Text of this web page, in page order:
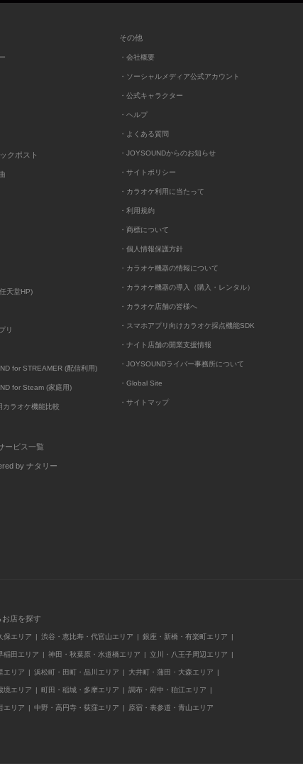
クポスト
天堂HP)
リ
for STREAMER (配信利用)
for Steam (家庭用)
カラオケ機能比較
ービス一覧
by ナタリー
その他
・会社概要
・ソーシャルメディア公式アカウント
・公式キャラクター
・ヘルプ
・よくある質問
・JOYSOUNDからのお知らせ
・サイトポリシー
・カラオケ利用に当たって
・利用規約
・商標について
・個人情報保護方針
・カラオケ機器の情報について
・カラオケ機器の導入（購入・レンタル）
・カラオケ店舗の皆様へ
・スマホアプリ向けカラオケ採点機能SDK
・ナイト店舗の開業支援情報
・JOYSOUNDライバー事務所について
・Global Site
・サイトマップ
お店を探す
保エリア 渋谷・恵比寿・代官山エリア 銀座・新橋・有楽町エリア
稲田エリア 神田・秋葉原・水道橋エリア 立川・八王子周辺エリア
エリア 浜松町・田町・品川エリア 大井町・蒲田・大森エリア
境エリア 町田・稲城・多摩エリア 調布・府中・狛江エリア
エリア 中野・高円寺・荻窪エリア 原宿・表参道・青山エリア